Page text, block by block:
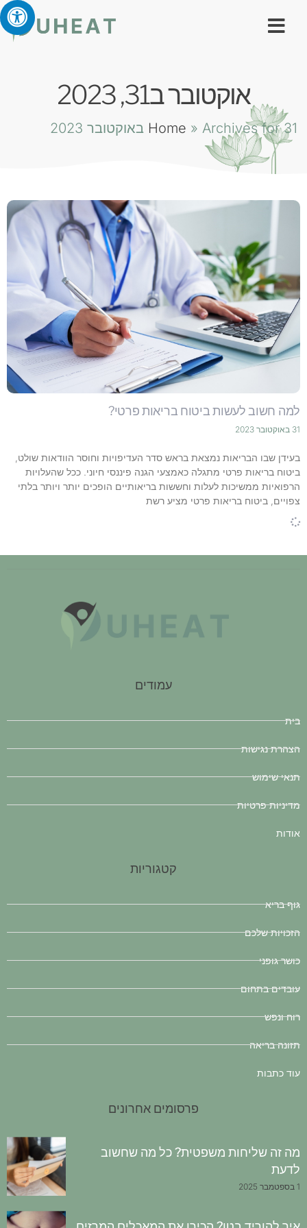
אוקטובר ב31, 2023
Home » Archives for 31 באוקטובר 2023
למה חשוב לעשות ביטוח בריאות פרטי?
31 באוקטובר 2023
בעידן שבו הבריאות נמצאת בראש סדר העדיפויות וחוסר הוודאות שולט,
ביטוח בריאות פרטי מתגלה כאמצעי הגנה פיננסי חיוני. ככל שהעלויות
הרפואיות ממשיכות לעלות וחששות בריאותיים הופכים יותר ויותר בלתי
צפויים, ביטוח בריאות פרטי מציע רשת
עמודים
בית
הצהרת נגישות
תנאי שימוש
מדיניות פרטיות
אודות
קטגוריות
גוף בריא
הזכויות שלכם
כושר גופני
עובדים בתחום
רוח ונפש
תזונה בריאה
עוד כתבות
פרסומים אחרונים
מה זה שליחות משפטית? כל מה שחשוב
לדעת
1 בספטמבר 2025